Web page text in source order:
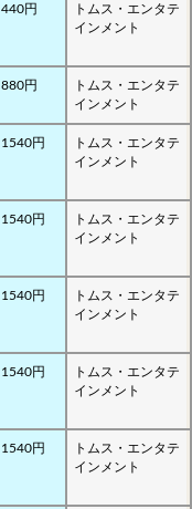
440円
トムス・エンタテ
インメント
880円
トムス・エンタテ
インメント
1540円
トムス・エンタテ
インメント
1540円
トムス・エンタテ
インメント
1540円
トムス・エンタテ
インメント
1540円
トムス・エンタテ
インメント
1540円
トムス・エンタテ
インメント